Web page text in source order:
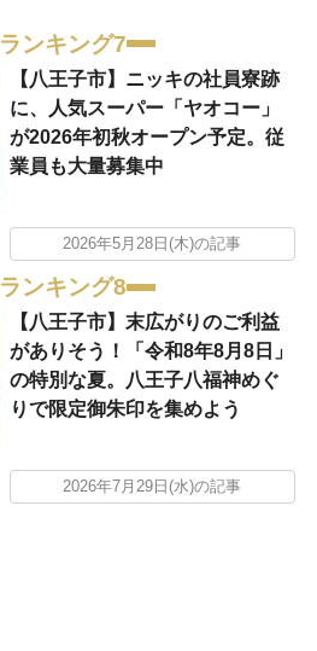
ランキング7
【八王子市】ニッキの社員寮跡
に、人気スーパー「ヤオコー」
が2026年初秋オープン予定。従
業員も大量募集中
2026年5月28日(木)の記事
ランキング8
【八王子市】末広がりのご利益
がありそう！「令和8年8月8日」
の特別な夏。八王子八福神めぐ
りで限定御朱印を集めよう
2026年7月29日(水)の記事